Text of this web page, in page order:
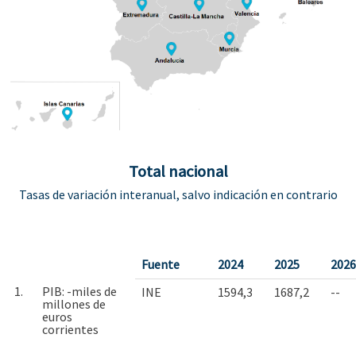
Total nacional
Tasas de variación interanual, salvo indicación en contrario
Fuente 2024 2025
1.
PIB: -miles de
millones de
euros
corrientes
INE 1594,3 1687,2 --